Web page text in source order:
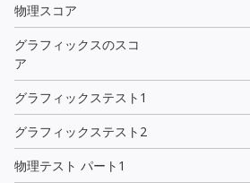
物理スコア
グラフィックスのスコ
ア
グラフィックステスト1
グラフィックステスト2
物理テスト パート1